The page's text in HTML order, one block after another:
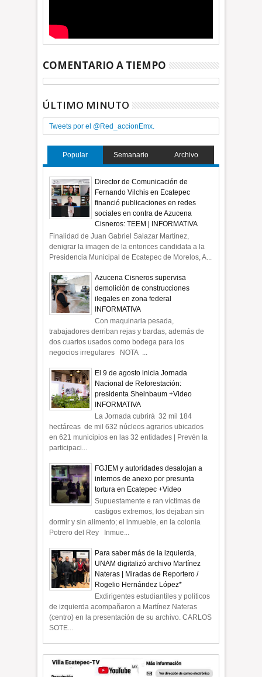
COMENTARIO A TIEMPO
ÚLTIMO MINUTO
Tweets por el @Red_accionEmx.
Popular Semanario Archivo
Director de Comunicación de
Fernando Vilchis en Ecatepec
financió publicaciones en redes
sociales en contra de Azucena
Cisneros: TEEM | INFORMATIVA
Finalidad de Juan Gabriel Salazar Martínez,
denigrar la imagen de la entonces candidata a la
Presidencia Municipal de Ecatepec de Morelos, A...
Azucena Cisneros supervisa
demolición de construcciones
ilegales en zona federal
INFORMATIVA
Con maquinaria pesada,
trabajadores derriban rejas y bardas, además de
dos cuartos usados como bodega para los
negocios irregulares NOTA ...
El 9 de agosto inicia Jornada
Nacional de Reforestación:
presidenta Sheinbaum +Video
INFORMATIVA
La Jornada cubrirá 32 mil 184
hectáreas de mil 632 núcleos agrarios ubicados
en 621 municipios en las 32 entidades | Prevén la
participaci...
FGJEM y autoridades desalojan a
internos de anexo por presunta
tortura en Ecatepec +Video
Supuestamente e ran víctimas de
castigos extremos, los dejaban sin
dormir y sin alimento; el inmueble, en la colonia
Potrero del Rey Inmue...
Para saber más de la izquierda,
UNAM digitalizó archivo Martínez
Nateras | Miradas de Reportero /
Rogelio Hernández López*
Exdirigentes estudiantiles y políticos
de izquierda acompañaron a Martínez Nateras
(centro) en la presentación de su archivo. CARLOS
SOTE...